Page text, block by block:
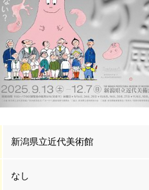
新潟県立近代美術館
なし